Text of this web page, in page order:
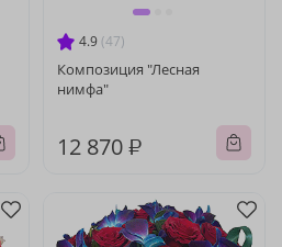
4.9 (47)
Композиция "Лесная
нимфа"
12 870 ₽